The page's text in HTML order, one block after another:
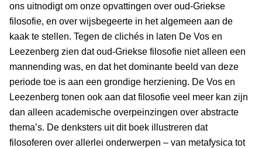
ons uitnodigt om onze opvattingen over oud-Griekse
filosofie, en over wijsbegeerte in het algemeen aan de
kaak te stellen. Tegen de clichés in laten De Vos en
Leezenberg zien dat oud-Griekse filosofie niet alleen een
mannending was, en dat het dominante beeld van deze
periode toe is aan een grondige herziening. De Vos en
Leezenberg tonen ook aan dat filosofie veel meer kan zijn
dan alleen academische overpeinzingen over abstracte
thema’s. De denksters uit dit boek illustreren dat
filosoferen over allerlei onderwerpen – van metafysica tot